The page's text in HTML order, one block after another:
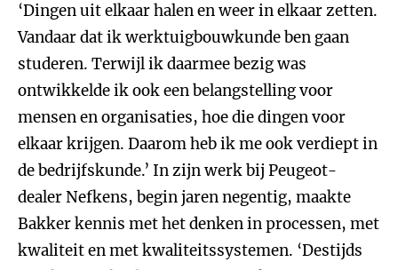
‘Dingen uit elkaar halen en weer in elkaar zetten.
Vandaar dat ik werktuigbouwkunde ben gaan
studeren. Terwijl ik daarmee bezig was
ontwikkelde ik ook een belangstelling voor
mensen en organisaties, hoe die dingen voor
elkaar krijgen. Daarom heb ik me ook verdiept in
de bedrijfskunde.’ In zijn werk bij Peugeot-
dealer Nefkens, begin jaren negentig, maakte
Bakker kennis met het denken in processen, met
kwaliteit en met kwaliteitssystemen. ‘Destijds